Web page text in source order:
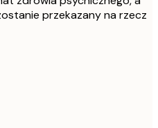
przekazany na rzecz